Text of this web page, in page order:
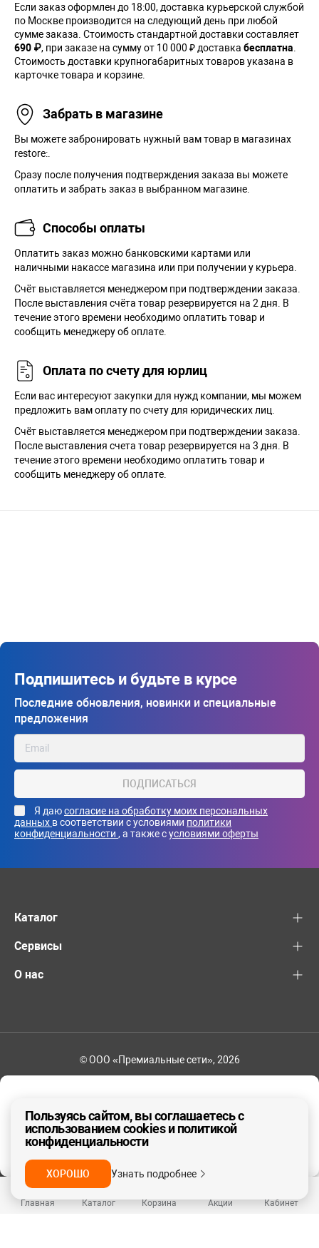
Главная Каталог Корзина Акции Кабинет
ДА, ВЕРНО
Если заказ оформлен до 18:00, доставка курьерской службой
по Москве производится на следующий день при любой
сумме заказа. Cтоимость стандартной доставки составляет
690 ₽, при заказе на сумму от 10 000 ₽ доставка бесплатна
Стоимость доставки крупногабаритных товаров указана в
карточке товара и корзине.
Забрать в магазине
Вы можете забронировать нужный вам товар в магазинах
restore:.
Сразу после получения подтверждения заказа вы можете
оплатить и забрать заказ в выбранном магазине.
Способы оплаты
Оплатить заказ можно банковскими картами или
наличными накассе магазина или при получении у курьера.
Cчёт выставляется менеджером при подтверждении заказа.
После выставления счёта товар резервируется на 2 дня. В
течение этого времени необходимо оплатить товар и
сообщить менеджеру об оплате.
Оплата по счету для юрлиц
Если вас интересуют закупки для нужд компании, мы можем
предложить вам оплату по счету для юридических лиц.
Счёт выставляется менеджером при подтверждении заказа.
После выставления счета товар резервируется на 3 дня. В
течение этого времени необходимо оплатить товар и
сообщить менеджеру об оплате.
Подпишитесь и будьте в курсе
Последние обновления, новинки и специальные
предложения
ПОДПИСАТЬСЯ
Я даюсогласие на обработку моих персональных
данных в соответствии с условиями политики
конфиденциальности , а также сусловиями оферты
Каталог
Сервисы
О нас
© ООО «Премиальные сети», 2026
Пользуясь сайтом, вы соглашаетесь с
использованием cookies и политикой
конфиденциальности
ХОРОШО Узнать подробнее